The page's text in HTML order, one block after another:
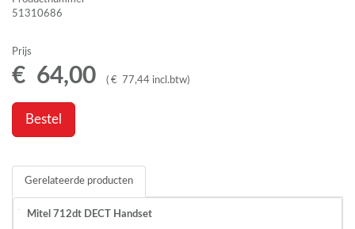
51310686
Prijs
€ 64,00 ( € 77,44 incl.btw)
Bestel
Gerelateerde producten
Mitel 712dt DECT Handset